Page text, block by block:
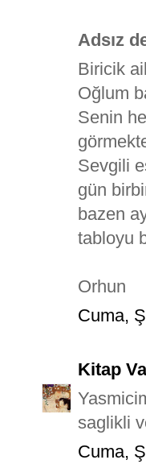
Adsız
Biricik
Oğlum
Senin
Sevgili
gün
bazen
tabloyu
Orhun
Cuma,
Kitap
saglikli
Cuma,